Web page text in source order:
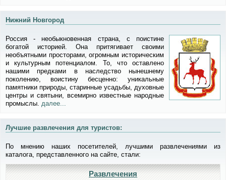
Нижний Новгород
Россия - необыкновенная страна, с поистине
богатой историей. Она притягивает своими
необъятными просторами, огромным историческим
и культурным потенциалом. То, что оставлено
нашими предками в наследство нынешнему
поколению, воистину бесценно: уникальные
памятники природы, старинные усадьбы, духовные
центры и святыни, всемирно известные народные
промыслы. далее...
Лучшие развлечения для туристов:
По мнению наших посетителей, лучшими развлечениями из
каталога, представленного на сайте, стали:
Развлечения